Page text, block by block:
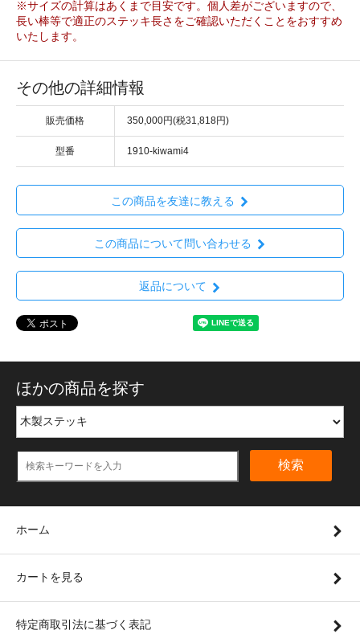
※サイズの計算はあくまで目安です。個人差がございますので、
長い棒等で適正のステッキ長さをご確認いただくことをおすすめ
いたします。
その他の詳細情報
販売価格 350,000円(税31,818円)
型番 1910-kiwami4
この商品を友達に教える
この商品について問い合わせる
返品について
ほかの商品を探す
検索
ホーム
カートを見る
特定商取引法に基づく表記